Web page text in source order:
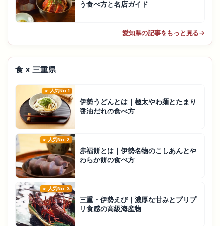
う食べ方と名店ガイド
愛知県の記事をもっと見る→
食 × 三重県
人気No.1
伊勢うどんとは｜極太やわ麺とたまり
醤油だれの食べ方
人気No.2
赤福餅とは｜伊勢名物のこしあんとや
わらか餅の食べ方
人気No.3
三重・伊勢えび｜濃厚な甘みとプリプ
リ食感の高級海産物